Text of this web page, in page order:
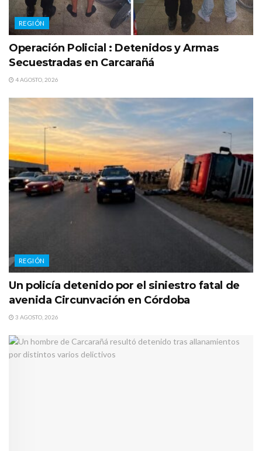
REGIÓN
Operación Policial : Detenidos y Armas
Secuestradas en Carcarañá
4 AGOSTO, 2026
REGIÓN
Un policía detenido por el siniestro fatal de
avenida Circunvación en Córdoba
3 AGOSTO, 2026